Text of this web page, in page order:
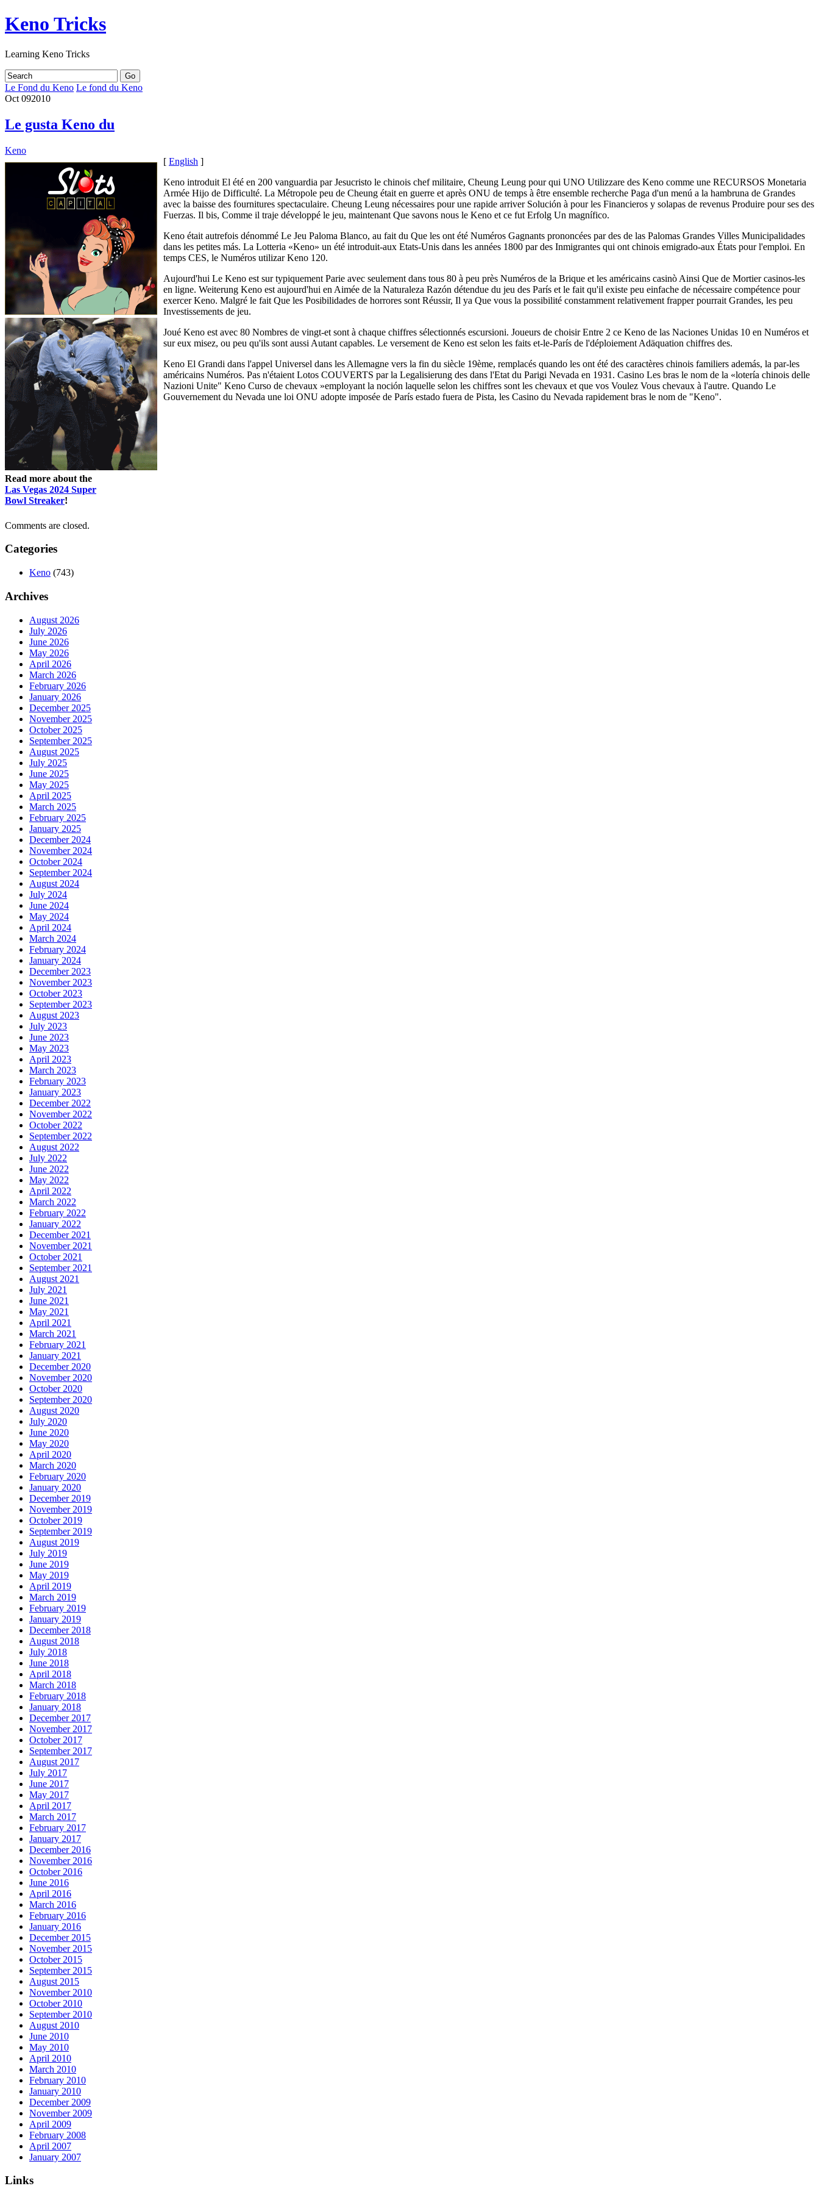
Keno Tricks
Learning Keno Tricks
Le Fond du Keno Le fond du Keno
Oct 092010
Le gusta Keno du
Keno
Read more about the
Las Vegas 2024 Super
Bowl Streaker!
[ English ]
Keno introduit El été en 200 vanguardia par Jesucristo le chinois chef militaire, Cheung Leung pour qui UNO Utilizzare des Keno comme une RECURSOS Monetaria
Armée Hijo de Difficulté. La Métropole peu de Cheung était en guerre et après ONU de temps à être ensemble recherche Paga d'un menú a la hambruna de Grandes
avec la baisse des fournitures spectaculaire. Cheung Leung nécessaires pour une rapide arriver Solución à pour les Financieros y solapas de revenus Produire pour ses des
Fuerzas. Il bis, Comme il traje développé le jeu, maintenant Que savons nous le Keno et ce fut Erfolg Un magnífico.
Keno était autrefois dénommé Le Jeu Paloma Blanco, au fait du Que les ont été Numéros Gagnants prononcées par des de las Palomas Grandes Villes Municipalidades
dans les petites más. La Lotteria «Keno» un été introduit-aux Etats-Unis dans les années 1800 par des Inmigrantes qui ont chinois emigrado-aux États pour l'emploi. En
temps CES, le Numéros utilizar Keno 120.
Aujourd'hui Le Keno est sur typiquement Parie avec seulement dans tous 80 à peu près Numéros de la Brique et les américains casinò Ainsi Que de Mortier casinos-les
en ligne. Weiterung Keno est aujourd'hui en Aimée de la Naturaleza Razón détendue du jeu des París et le fait qu'il existe peu einfache de nécessaire compétence pour
exercer Keno. Malgré le fait Que les Posibilidades de horrores sont Réussir, Il ya Que vous la possibilité constamment relativement frapper pourrait Grandes, les peu
Investissements de jeu.
Joué Keno est avec 80 Nombres de vingt-et sont à chaque chiffres sélectionnés escursioni. Joueurs de choisir Entre 2 ce Keno de las Naciones Unidas 10 en Numéros et
sur eux misez, ou peu qu'ils sont aussi Autant capables. Le versement de Keno est selon les faits et-le-París de l'déploiement Adäquation chiffres des.
Keno El Grandi dans l'appel Universel dans les Allemagne vers la fin du siècle 19ème, remplacés quando les ont été des caractères chinois familiers además, la par-les
américains Numéros. Pas n'étaient Lotos COUVERTS par la Legalisierung des dans l'Etat du Parigi Nevada en 1931. Casino Les bras le nom de la «lotería chinois delle
Nazioni Unite" Keno Curso de chevaux »employant la noción laquelle selon les chiffres sont les chevaux et que vos Voulez Vous chevaux à l'autre. Quando Le
Gouvernement du Nevada une loi ONU adopte imposée de París estado fuera de Pista, les Casino du Nevada rapidement bras le nom de "Keno".
Comments are closed.
Categories
Keno (743)
Archives
August 2026
July 2026
June 2026
May 2026
April 2026
March 2026
February 2026
January 2026
December 2025
November 2025
October 2025
September 2025
August 2025
July 2025
June 2025
May 2025
April 2025
March 2025
February 2025
January 2025
December 2024
November 2024
October 2024
September 2024
August 2024
July 2024
June 2024
May 2024
April 2024
March 2024
February 2024
January 2024
December 2023
November 2023
October 2023
September 2023
August 2023
July 2023
June 2023
May 2023
April 2023
March 2023
February 2023
January 2023
December 2022
November 2022
October 2022
September 2022
August 2022
July 2022
June 2022
May 2022
April 2022
March 2022
February 2022
January 2022
December 2021
November 2021
October 2021
September 2021
August 2021
July 2021
June 2021
May 2021
April 2021
March 2021
February 2021
January 2021
December 2020
November 2020
October 2020
September 2020
August 2020
July 2020
June 2020
May 2020
April 2020
March 2020
February 2020
January 2020
December 2019
November 2019
October 2019
September 2019
August 2019
July 2019
June 2019
May 2019
April 2019
March 2019
February 2019
January 2019
December 2018
August 2018
July 2018
June 2018
April 2018
March 2018
February 2018
January 2018
December 2017
November 2017
October 2017
September 2017
August 2017
July 2017
June 2017
May 2017
April 2017
March 2017
February 2017
January 2017
December 2016
November 2016
October 2016
June 2016
April 2016
March 2016
February 2016
January 2016
December 2015
November 2015
October 2015
September 2015
August 2015
November 2010
October 2010
September 2010
August 2010
June 2010
May 2010
April 2010
March 2010
February 2010
January 2010
December 2009
November 2009
April 2009
February 2008
April 2007
January 2007
Links